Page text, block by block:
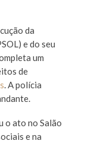
da
e do seu
um
de
. A polícia
o ato no Salão
e na